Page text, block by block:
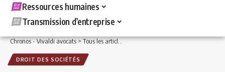
Ressources humaines
Transmission d’entreprise
Chronos - Vivaldi avocats>Tous les articles >Affaires / Finances>Droit des
DROIT DES SOCIÉTÉS